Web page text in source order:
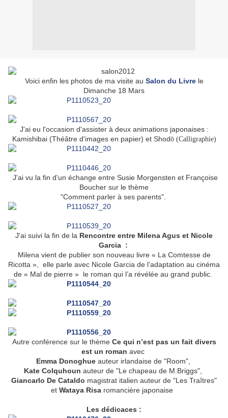
Voici enfin les photos de ma visite au Salon du Livrele
Dimanche 18 Mars
J'ai eu l'occasion d'assister à deux animations japonaises :
Kamishibai (Théâtre d'images en papier) et Shodō (Calligraphie)
J'ai vu la fin d'un échange entre Susie Morgensten et Françoise
Boucher sur le thème
"Comment parler à ses parents".
J'ai suivi la fin de la Rencontre entre Milena Agus et Nicole
Garcia :
Milena vient de publier son nouveau livre « La Comtesse de
Ricotta », elle parle avec Nicole Garcia de l’adaptation au cinéma
de « Mal de pierre » le roman qui l’a révélée au grand public.
Autre conférence sur le thèmeCe qui n’est pas un fait divers
est un roman avec
Emma Donoghue auteur irlandaise de "Room",
Kate Colquhoun auteur de "Le chapeau de M.Briggs",
Giancarlo De Cataldo magistrat italien auteur de "Les Traîtres"
et Wataya Risa romancière japonaise
Les dédicaces :